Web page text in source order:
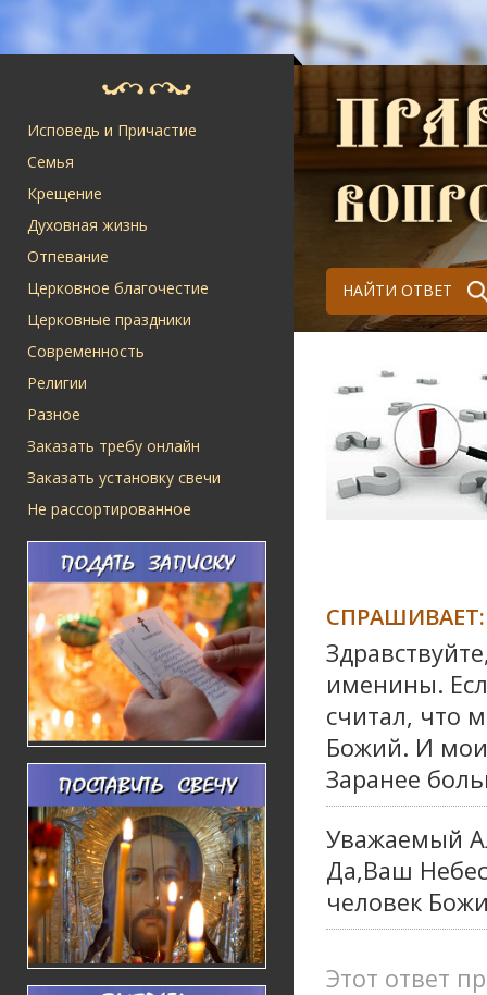
Исповедь и Причастие
Семья
Крещение
Духовная жизнь
Отпевание
Церковное благочестие
Церковные праздники
Современность
Религии
Разное
Заказать требу онлайн
Заказать установку свечи
Не рассортированное
НАЙТИ ОТВЕТ
СПРАШИВАЕТ:
именины.
считал, что
Божий. И
Заранее
Уважаемый
Да,Ваш
человек
Этот ответ